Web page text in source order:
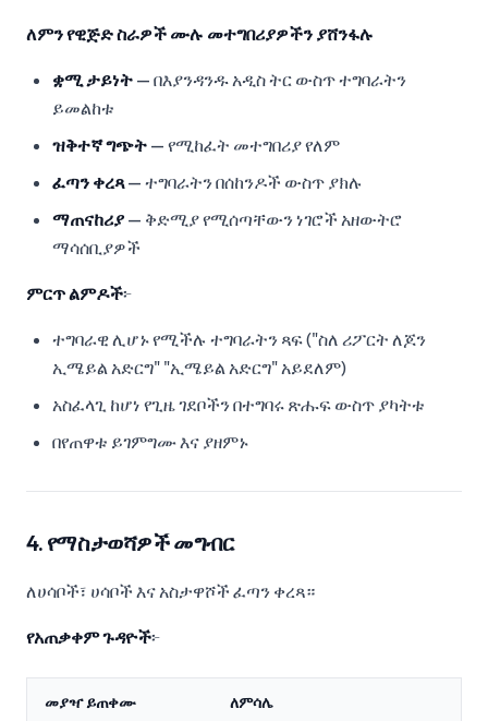
ለምን የዊጅድ ስራዎች ሙሉ መተግበሪያዎችን ያሸንፋሉ
ቋሚ ታይነት — በእያንዳንዱ አዲስ ትር ውስጥ ተግባራትን
ይመልከቱ
ዝቅተኛ ግጭት — የሚከፈት መተግበሪያ የለም
ፈጣን ቀረጻ— ተግባራትን በሰከንዶች ውስጥ ያክሉ
ማጠናከሪያ — ቅድሚያ የሚሰጣቸውን ነገሮች አዘውትሮ
ማሳሰቢያዎች
ምርጥ ልምዶች፦
ተግባራዊ ሊሆኑ የሚችሉ ተግባራትን ጻፍ ("ስለ ሪፖርት ለጆን
ኢሜይል አድርግ" "ኢሜይል አድርግ" አይደለም)
አስፈላጊ ከሆነ የጊዜ ገደቦችን በተግባሩ ጽሑፍ ውስጥ ያካትቱ
በየጠዋቱ ይገምግሙ እና ያዘምኑ
4. የማስታወሻዎች መግብር
ለሀሳቦች፣ ሀሳቦች እና አስታዋሾች ፈጣን ቀረጻ።
የአጠቃቀም ጉዳዮች፦
መያዣ ይጠቀሙ ለምሳሌ